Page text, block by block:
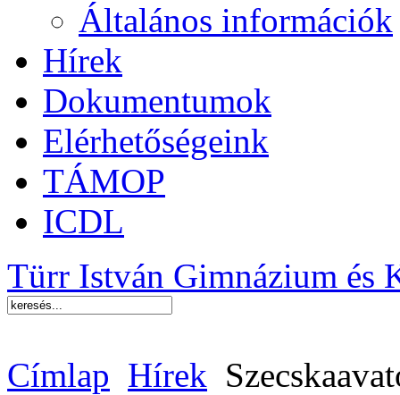
Általános információk
Hírek
Dokumentumok
Elérhetőségeink
TÁMOP
ICDL
Türr István Gimnázium és
Címlap Hírek